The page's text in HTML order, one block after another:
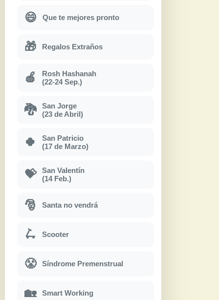
😄 Que te mejores pronto
🎁 Regalos Extraños
🍎
Rosh Hashanah
(22-24 Sep.)
🐉
San Jorge
(23 de Abril)
🍀
San Patricio
(17 de Marzo)
💝
San Valentín
(14 Feb.)
🎅 Santa no vendrá
🛴 Scooter
😤 Síndrome Premenstrual
🏡 Smart Working